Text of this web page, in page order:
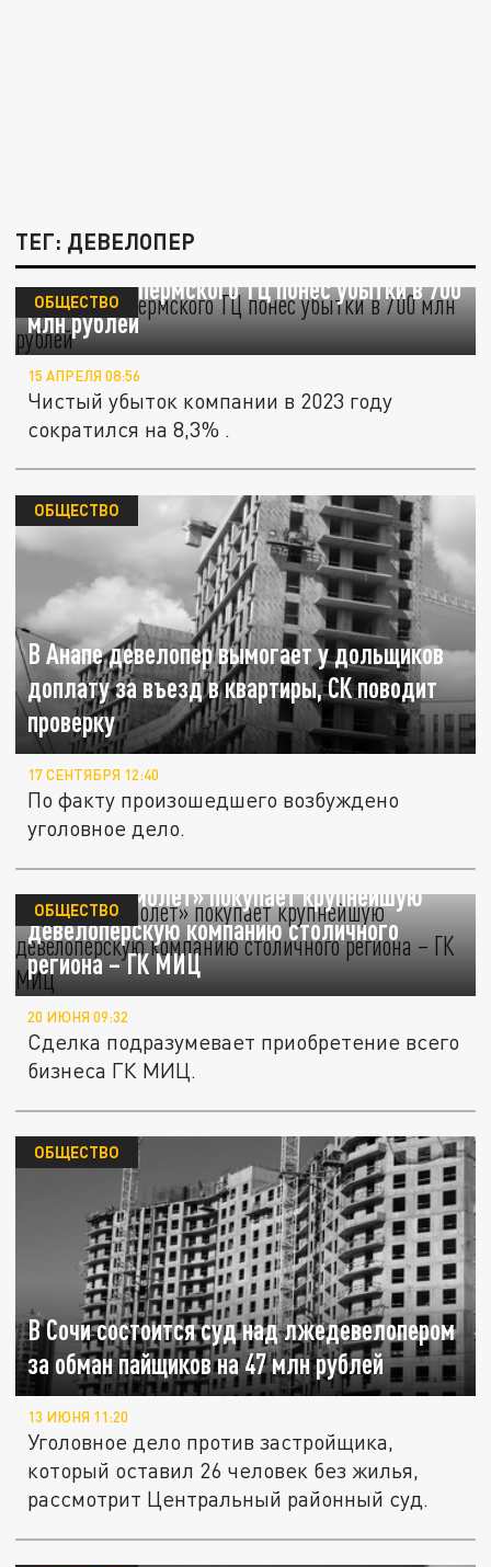
ТЕГ: ДЕВЕЛОПЕР
Девелопер пермского ТЦ понес убытки в 700
млн рублей
ОБЩЕСТВО
15 АПРЕЛЯ 08:56
Чистый убыток компании в 2023 году
сократился на 8,3% .
В Анапе девелопер вымогает у дольщиков
доплату за въезд в квартиры, СК поводит
проверку
ОБЩЕСТВО
17 СЕНТЯБРЯ 12:40
По факту произошедшего возбуждено
уголовное дело.
Группа «Самолет» покупает крупнейшую
девелоперскую компанию столичного
региона – ГК МИЦ
ОБЩЕСТВО
20 ИЮНЯ 09:32
Сделка подразумевает приобретение всего
бизнеса ГК МИЦ.
В Сочи состоится суд над лжедевелопером
за обман пайщиков на 47 млн рублей
ОБЩЕСТВО
13 ИЮНЯ 11:20
Уголовное дело против застройщика,
который оставил 26 человек без жилья,
рассмотрит Центральный районный суд.